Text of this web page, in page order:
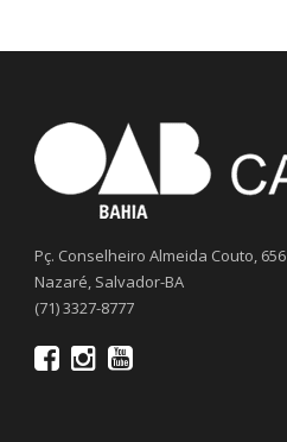
Pç. Conselheiro Almeida Couto, 656
Nazaré, Salvador-BA
(71) 3327-8777